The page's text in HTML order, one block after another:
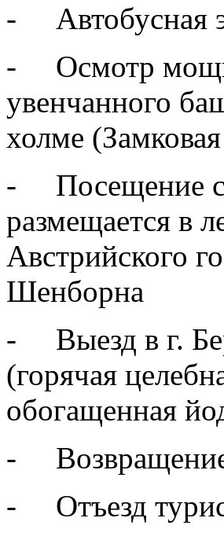
- Автобусная
- Осмотр
увенчанного
холме
- Посещение
размещается в
Австрийского
Шенборна
- Выезд в г.
(горячая
обогащенная
-
- Отъезд